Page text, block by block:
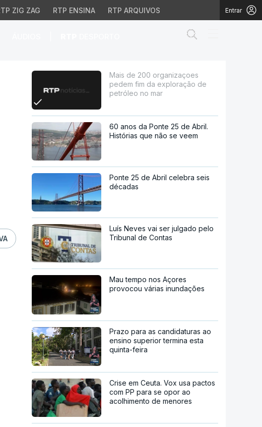
ZIG ZAG RTP ENSINA RTP ARQUIVOS Entrar
exploração de petróleo
Mais de 200 organizaçoes
pedem fim da exploração de
petróleo no mar
60 anos da Ponte 25 de Abril.
Histórias que não se veem
Ponte 25 de Abril celebra seis
décadas
Luís Neves vai ser julgado pelo
Tribunal de Contas
Mau tempo nos Açores
provocou várias inundações
Prazo para as candidaturas ao
ensino superior termina esta
quinta-feira
Crise em Ceuta. Vox usa pactos
com PP para se opor ao
acolhimento de menores